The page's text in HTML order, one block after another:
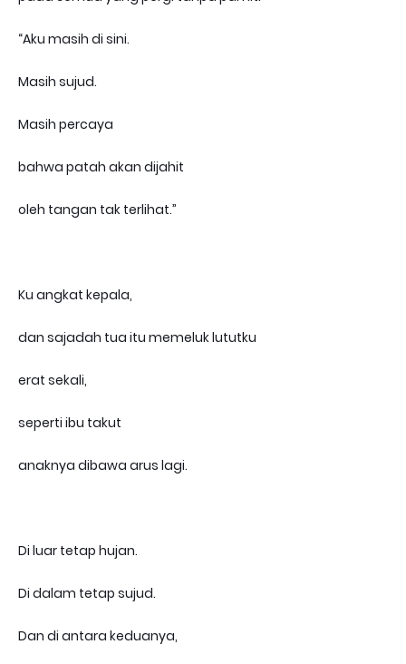
“Aku masih di sini.
Masih sujud.
Masih percaya
bahwa patah akan dijahit
oleh tangan tak terlihat.”
Ku angkat kepala,
dan sajadah tua itu memeluk lututku
erat sekali,
seperti ibu takut
anaknya dibawa arus lagi.
Di luar tetap hujan.
Di dalam tetap sujud.
Dan di antara keduanya,